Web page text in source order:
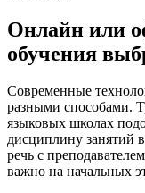
Онлайн или
обучения
Современные
разными способами.
языковых школах
дисциплину занятий
речь с
важно на начальных